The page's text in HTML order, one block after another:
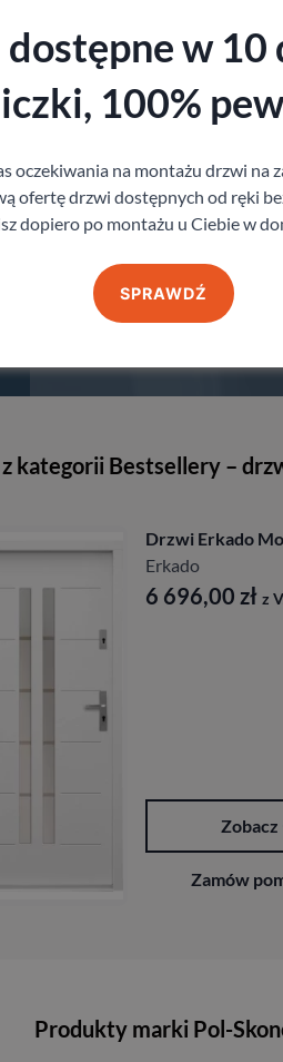
Doradcy przy
kategorii Bestsellery –
Drzwi Erkado
Erkado
6 696,00 zł z
Zobacz
Zamów
Produkty marki Pol-
w 10
100%
oczekiwania na montażu drzwi na
ofertę drzwi dostępnych od ręki
dopiero po montażu u Ciebie w
SPRAWDŹ